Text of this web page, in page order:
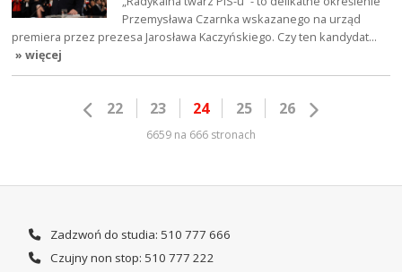
Przemysława Czarnka wskazanego na urząd
premiera przez prezesa Jarosława Kaczyńskiego. Czy ten kandydat…
» więcej
22 23 24 25 26
6659 na 666 stronach
Zadzwoń do studia: 510 777 666
Czujny non stop: 510 777 222